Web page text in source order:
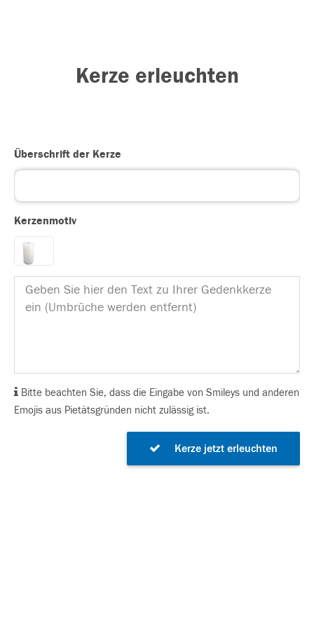
Kerze erleuchten
Überschrift der Kerze
Kerzenmotiv
Bitte beachten Sie, dass die Eingabe von Smileys und anderen
Emojis aus Pietätsgründen nicht zulässig ist.
Kerze jetzt erleuchten